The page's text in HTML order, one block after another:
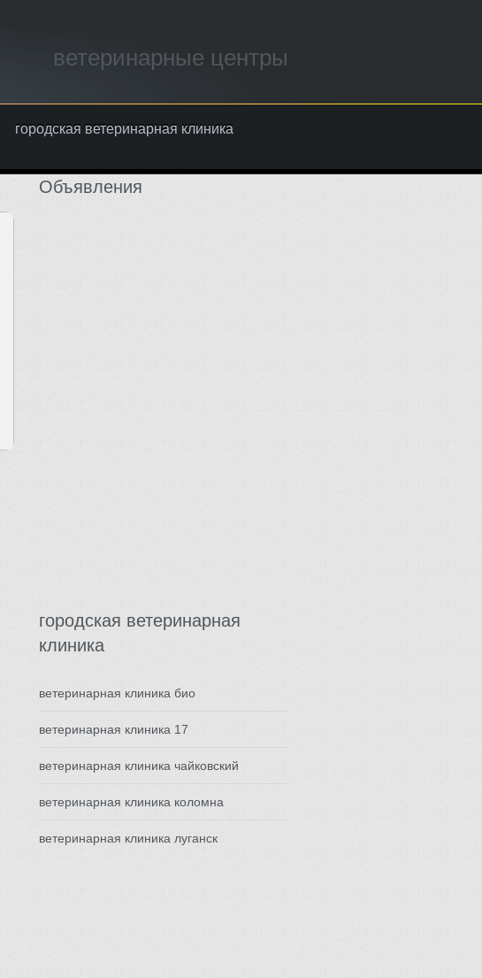
ветеринарные центры
городская ветеринарная клиника
Объявления
городская ветеринарная
клиника
ветеринарная клиника био
ветеринарная клиника 17
ветеринарная клиника чайковский
ветеринарная клиника коломна
ветеринарная клиника луганск